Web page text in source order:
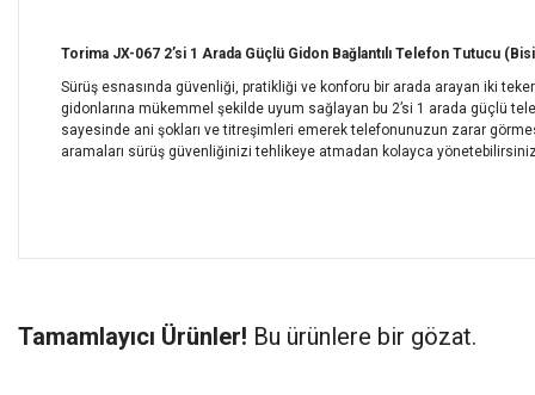
Torima JX-067 2’si 1 Arada Güçlü Gidon Bağlantılı Telefon Tutucu
Sürüş esnasında güvenliği, pratikliği ve konforu bir arada arayan iki
gidonlarına mükemmel şekilde uyum sağlayan bu 2’si 1 arada güçlü
sayesinde ani şokları ve titreşimleri emerek telefonunuzun zarar
aramaları sürüş güvenliğinizi tehlikeye atmadan kolayca
Ürün resmi kalitesiz, bozuk veya görüntülenemiyor.
Tamamlayıcı Ürünler! Bu ürünlere bir gözat.